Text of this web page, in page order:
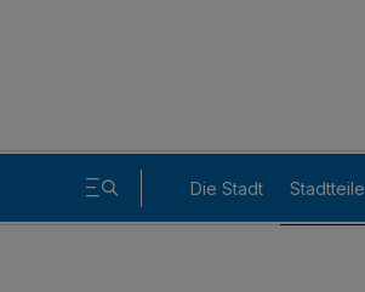
Die Stadt Stadtteile